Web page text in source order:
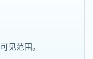
见范围。